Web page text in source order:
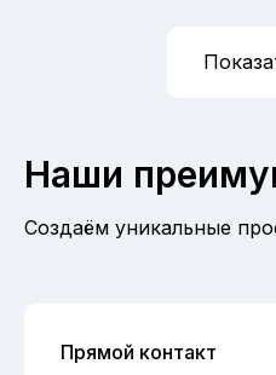
Наши
Создаём уникальные
Прямой контакт